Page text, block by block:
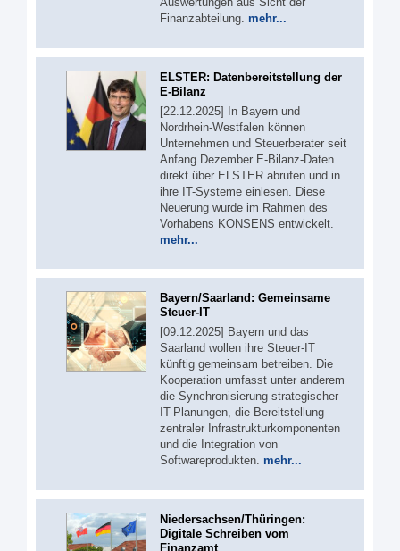
Finanzabteilung. mehr...
ELSTER: Datenbereitstellung der
E-Bilanz
[22.12.2025] In Bayern und
Nordrhein-Westfalen können
Unternehmen und Steuerberater seit
Anfang Dezember E-Bilanz-Daten
direkt über ELSTER abrufen und in
ihre IT-Systeme einlesen. Diese
Neuerung wurde im Rahmen des
Vorhabens KONSENS entwickelt.
mehr...
Bayern/Saarland: Gemeinsame
Steuer-IT
[09.12.2025] Bayern und das
Saarland wollen ihre Steuer-IT
künftig gemeinsam betreiben. Die
Kooperation umfasst unter anderem
die Synchronisierung strategischer
IT-Planungen, die Bereitstellung
zentraler Infrastrukturkomponenten
und die Integration von
Softwareprodukten. mehr...
Niedersachsen/Thüringen:
Digitale Schreiben vom
Finanzamt